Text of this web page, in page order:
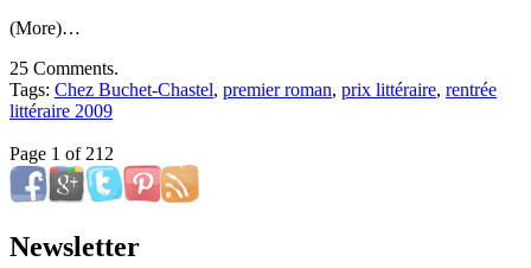
(More)…
25 Comments.
Tags: Chez Buchet-Chastel, premier roman, prix littéraire, rentrée
littéraire 2009
Page 1 of 21 2
Newsletter